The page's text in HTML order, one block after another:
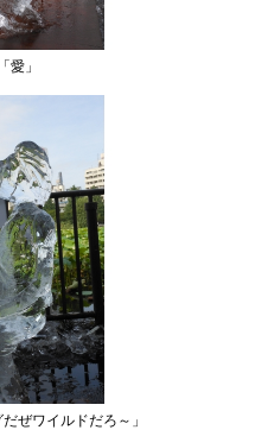
愛」
ぜワイルドだろ～」